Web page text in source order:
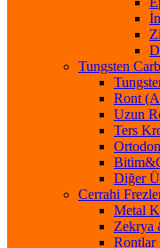
Tungsten
Ront
Uzun
Ters
Diğer
Cerrahi
Metal
Zekrya
Rontlar